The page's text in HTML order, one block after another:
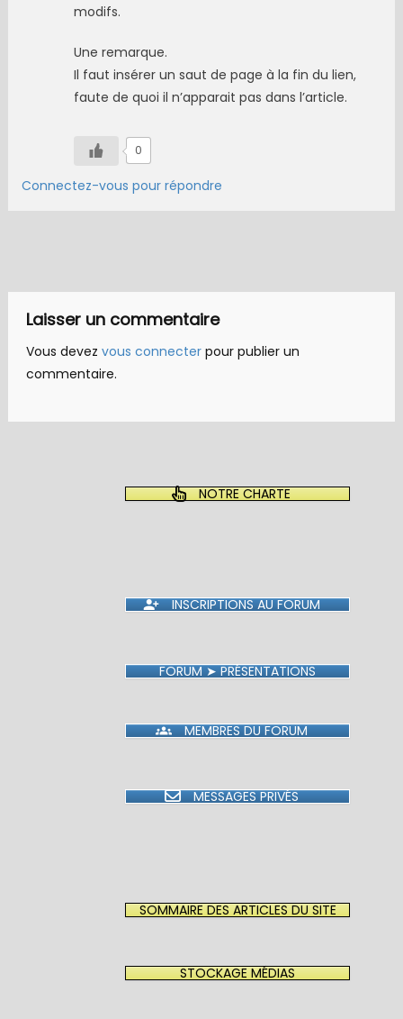
modifs.
Une remarque.
Il faut insérer un saut de page à la fin du lien,
faute de quoi il n’apparait pas dans l’article.
0
Connectez-vous pour répondre
Laisser un commentaire
Vous devez vous connecterpour publier un
commentaire.
NOTRE CHARTE
INSCRIPTIONS AU FORUM
FORUM ➤ PRÉSENTATIONS
MEMBRES DU FORUM
MESSAGES PRIVÉS
SOMMAIRE DES ARTICLES DU SITE
STOCKAGE MÉDIAS